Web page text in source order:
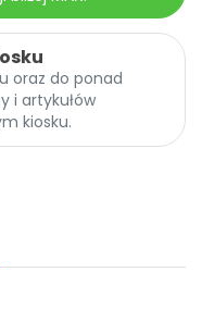
oraz do ponad
i artykułów
kiosku.